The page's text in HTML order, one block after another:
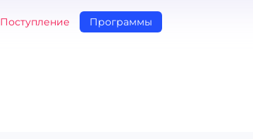
Поступление Программы